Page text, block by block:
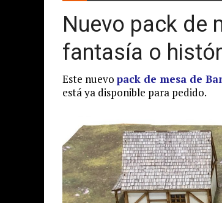
Nuevo pack de
fantasía o
Este nuevo pack de mesa de
está ya disponible para pedido.